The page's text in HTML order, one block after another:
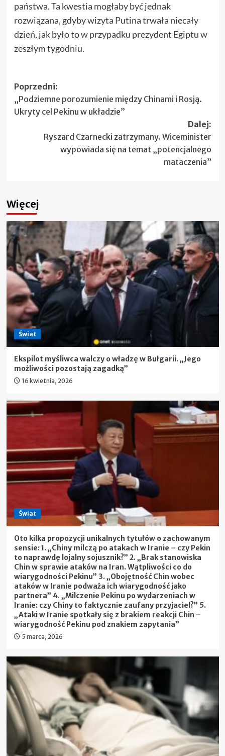
państwa. Ta kwestia mogłaby być jednak
rozwiązana, gdyby wizyta Putina trwała niecały
dzień, jak było to w przypadku prezydent Egiptu w
zeszłym tygodniu.
Zobacz
wpisy
Poprzedni:
„Podziemne porozumienie między Chinami i Rosją.
Ukryty cel Pekinu w układzie”
Dalej:
Ryszard Czarnecki zatrzymany. Wiceminister
wypowiada się na temat „potencjalnego
mataczenia”
Więcej
Świat
Ekspilot myśliwca walczy o władzę w Bułgarii. „Jego
możliwości pozostają zagadką”
16 kwietnia, 2026
Świat
Oto kilka propozycji unikalnych tytułów o zachowanym
sensie: 1. „Chiny milczą po atakach w Iranie – czy Pekin
to naprawdę lojalny sojusznik?” 2. „Brak stanowiska
Chin w sprawie ataków na Iran. Wątpliwości co do
wiarygodności Pekinu” 3. „Obojętność Chin wobec
ataków w Iranie podważa ich wiarygodność jako
partnera” 4. „Milczenie Pekinu po wydarzeniach w
Iranie: czy Chiny to faktycznie zaufany przyjaciel?” 5.
„Ataki w Iranie spotkały się z brakiem reakcji Chin –
wiarygodność Pekinu pod znakiem zapytania”
5 marca, 2026